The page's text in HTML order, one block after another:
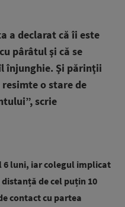
a declarat că îi este
pârâtul şi că se
înjunghie. Şi părinţii
o stare de
scrie
6 luni, iar colegul implicat
de cel puțin 10
contact cu partea